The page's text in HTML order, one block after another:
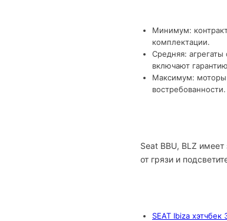
Минимум:
комплектации.
Средняя:
включают
Максимум: моторы
востребованности.
Seat BBU, BLZ
от грязи и
SEAT Ibiza